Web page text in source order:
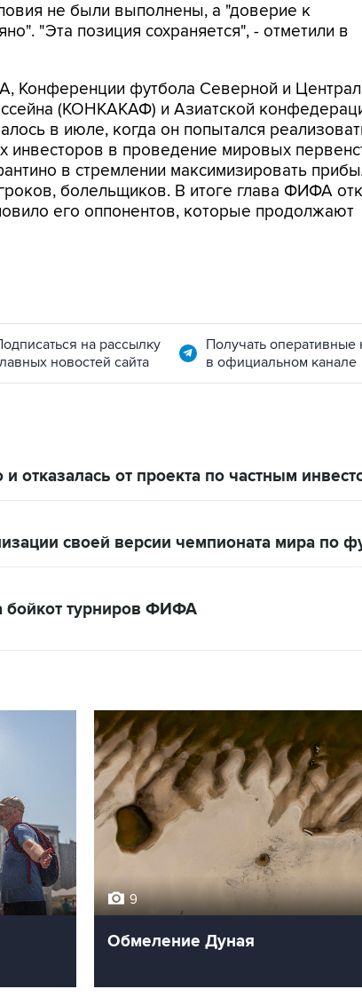
не были выполнены, а "доверие к
"Эта позиция сохраняется", - отметили в
Конференции футбола Северной и
(КОНКАКАФ) и Азиатской
в июле, когда он попытался
инвесторов в проведение мировых
в стремлении максимизировать
болельщиков. В итоге глава ФИФА
его оппонентов, которые продолжают
на рассылку
новостей сайта
Получать оперативные
в официальном канале
от проекта по частным
своей версии чемпионата мира по
бойкот турниров ФИФА
9
Обмеление Дуная